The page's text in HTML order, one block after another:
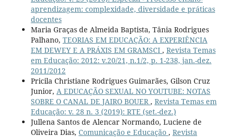
aprendizagem: complexidade, diversidade e práticas
docentes
Maria Graças de Almeida Baptista, Tânia Rodrigues
Palhano, TEORIAS EM EDUCAÇÃO: A EXPERIÊNCIA
EM DEWEY E A PRÁXIS EM GRAMSCI , Revista Temas
em Educação: 2012: v.20/21, n.1/2, p. 1-238, jan.-dez.
2011/2012
Pricila Christiane Rodrigues Guimarães, Gilson Cruz
Junior, A EDUCAÇÃO SEXUAL NO YOUTUBE: NOTAS
SOBRE O CANAL DE JAIRO BOUER, Revista Temas em
Educação: v. 28 n. 3 (2019): RTE (set.-dez.)
Jullena Santos de Alencar Normando, Luciene de
Oliveira Dias, Comunicação e Educação , Revista